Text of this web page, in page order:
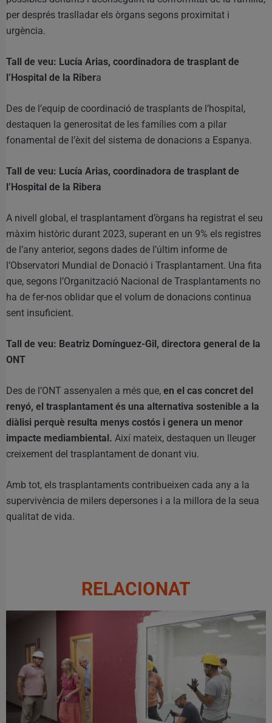
per després traslladar els òrgans segons proximitat i
urgència.
Tall de veu: Lucía Arias, coordinadora de trasplant de
l’Hospital de la Ribera
Des de l’equip de coordinació de trasplants de l’hospital,
destaquen la generositat de les famílies com a pilar
fonamental de l’èxit del sistema de donacions a Espanya.
Tall de veu: Lucía Arias, coordinadora de trasplant de
l’Hospital de la Ribera
A nivell global, el trasplantament d’òrgans ha registrat el seu
màxim històric durant 2023, superant en un 9% els registres
de l’any anterior, segons dades de l’últim informe de
l’Observatori Mundial de Donació i Trasplantament. Una fita
que, segons l’Organització Nacional de Trasplantaments no
ha de fer-nos oblidar que el volum de donacions continua
sent insuficient.
Tall de veu: Beatriz Domínguez-Gil, directora general de la
ONT
Des de l’ONT assenyalen a més que, en el cas concret del
renyó, el trasplantament és una alternativa sostenible a la
diàlisi perquè resulta menys costós i genera un menor
impacte mediambiental. Així mateix, destaquen un lleuger
creixement del trasplantament de donant viu.
Amb tot, els trasplantaments contribueixen cada any a la
supervivència de milers depersones i a la millora de la seua
qualitat de vida.
RELACIONAT